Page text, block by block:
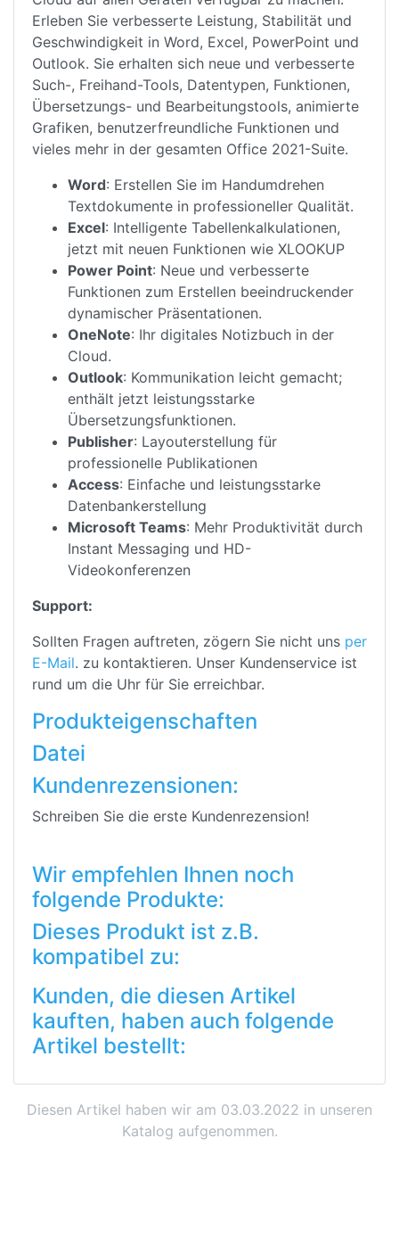
Erleben Sie verbesserte Leistung, Stabilität und
Geschwindigkeit in Word, Excel, PowerPoint und
Outlook. Sie erhalten sich neue und verbesserte
Such-, Freihand-Tools, Datentypen, Funktionen,
Übersetzungs- und Bearbeitungstools, animierte
Grafiken, benutzerfreundliche Funktionen und
vieles mehr in der gesamten Office 2021-Suite.
Word: Erstellen Sie im Handumdrehen
Textdokumente in professioneller Qualität.
Excel: Intelligente Tabellenkalkulationen,
jetzt mit neuen Funktionen wie XLOOKUP
Power Point: Neue und verbesserte
Funktionen zum Erstellen beeindruckender
dynamischer Präsentationen.
OneNote: Ihr digitales Notizbuch in der
Cloud.
Outlook: Kommunikation leicht gemacht;
enthält jetzt leistungsstarke
Übersetzungsfunktionen.
Publisher: Layouterstellung für
professionelle Publikationen
Access: Einfache und leistungsstarke
Datenbankerstellung
Microsoft Teams: Mehr Produktivität durch
Instant Messaging und HD-
Videokonferenzen
Support:
Sollten Fragen auftreten, zögern Sie nicht uns per
E-Mail. zu kontaktieren. Unser Kundenservice ist
rund um die Uhr für Sie erreichbar.
Produkteigenschaften
Datei
Kundenrezensionen:
Schreiben Sie die erste Kundenrezension!
Wir empfehlen Ihnen noch
folgende Produkte:
Dieses Produkt ist z.B.
kompatibel zu:
Kunden, die diesen Artikel
kauften, haben auch folgende
Artikel bestellt:
Diesen Artikel haben wir am 03.03.2022 in unseren
Katalog aufgenommen.